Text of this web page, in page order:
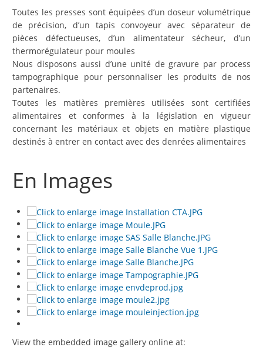
Toutes les presses sont équipées d’un doseur volumétrique
de précision, d’un tapis convoyeur avec séparateur de
pièces défectueuses, d’un alimentateur sécheur, d’un
thermorégulateur pour moules
Nous disposons aussi d’une unité de gravure par process
tampographique pour personnaliser les produits de nos
partenaires.
Toutes les matières premières utilisées sont certifiées
alimentaires et conformes à la législation en vigueur
concernant les matériaux et objets en matière plastique
destinés à entrer en contact avec des denrées alimentaires
En Images
View the embedded image gallery online at: